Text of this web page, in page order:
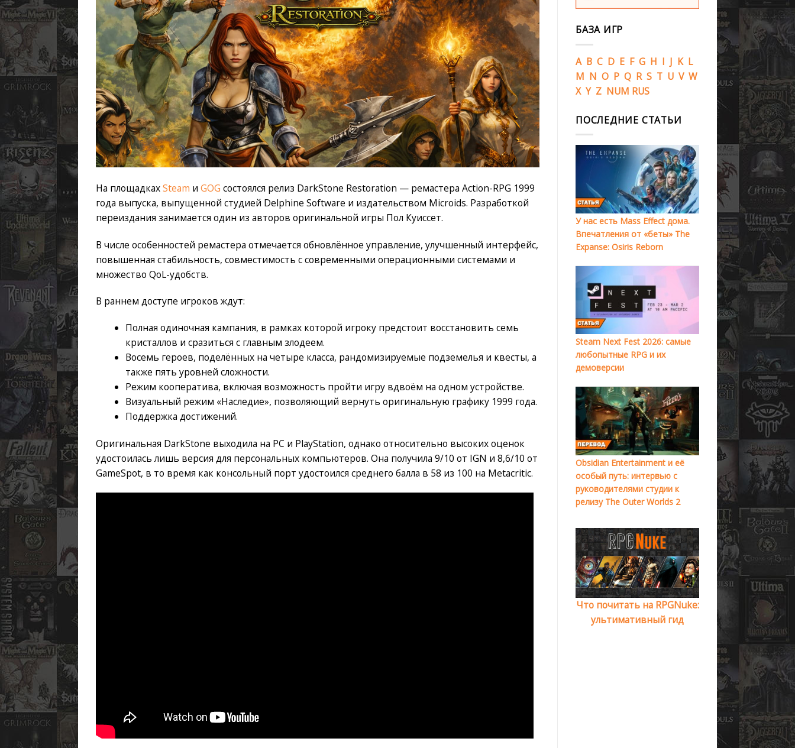
На площадкахSteam и GOG состоялся релиз DarkStone Restoration — ремастера Action-RPG 1999
года выпуска, выпущенной студией Delphine Software и издательством Microids. Разработкой
переиздания занимается один из авторов оригинальной игры Пол Куиссет.
В числе особенностей ремастера отмечается обновлённое управление, улучшенный интерфейс,
повышенная стабильность, совместимость с современными операционными системами и
множество QoL-удобств.
В раннем доступе игроков ждут:
Полная одиночная кампания, в рамках которой игроку предстоит восстановить семь
кристаллов и сразиться с главным злодеем.
Восемь героев, поделённых на четыре класса, рандомизируемые подземелья и квесты, а
также пять уровней сложности.
Режим кооператива, включая возможность пройти игру вдвоём на одном устройстве.
Визуальный режим «Наследие», позволяющий вернуть оригинальную графику 1999 года.
Поддержка достижений.
Оригинальная DarkStone выходила на PC и PlayStation, однако относительно высоких оценок
удостоилась лишь версия для персональных компьютеров. Она получила 9/10 от IGN и 8,6/10 от
GameSpot, в то время как консольный порт удостоился среднего балла в 58 из 100 на Metacritic.
БАЗА ИГР
A B C D E F G H I J K L
M N O P Q R S T U V W
X Y Z NUM RUS
ПОСЛЕДНИЕ СТАТЬИ
У нас есть Mass Effect дома.
Впечатления от «беты» The
Expanse: Osiris Reborn
Steam Next Fest 2026: самые
любопытные RPG и их
демоверсии
Obsidian Entertainment и её
особый путь: интервью с
руководителями студии к
релизу The Outer Worlds 2
Что почитать на RPGNuke:
ультимативный гид